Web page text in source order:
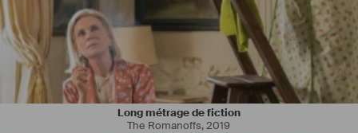
Long métrage de fiction
The Romanoffs,2019